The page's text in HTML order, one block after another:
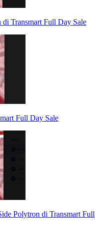
Transmart Full Day Sale
Full Day Sale
Polytron di Transmart Full